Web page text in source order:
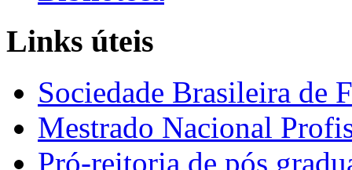
Links úteis
Sociedade Brasileira de
Mestrado Nacional
Pró-reitoria de pós